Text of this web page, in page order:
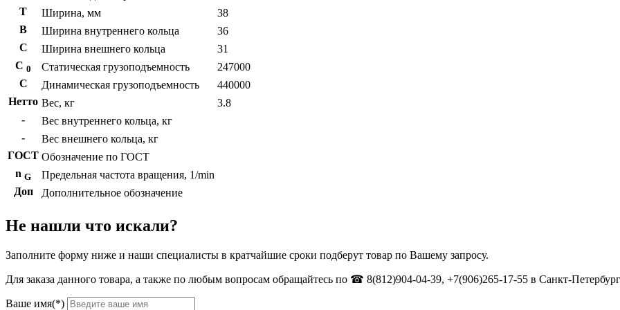
T
Ширина, мм
38
B
Ширина внутреннего кольца
36
С
Ширина внешнего кольца
31
С 0 Статическая грузоподъемность
247000
C
Динамическая грузоподъемность
440000
Нетто Вес, кг
3.8
-
Вес внутреннего кольца, кг
-
Вес внешнего кольца, кг
ГОСТ Обозначение по ГОСТ
n G
Предельная частота вращения, 1/min
Доп
Дополнительное обозначение
Не нашли что искали?
Заполните форму ниже и наши специалисты в кратчайшие сроки подберут товар по Вашему запросу.
Для заказа данного товара, а также по любым вопросам обращайтесь по ☎ 8(812)904-04-39, +7(906)265-17-55 в Санкт-
Ваше имя(*)